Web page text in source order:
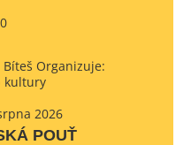
Organizuje:
kultury
2026
POUŤ